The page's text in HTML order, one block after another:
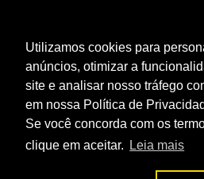
Utilizamos cookies para
anúncios, otimizar a
site e analisar nosso tráfego
em nossa Política de
Se você concorda com os
clique em aceitar.
Leia mais
NOTÍCIAS
HOME NOTÍCIAS